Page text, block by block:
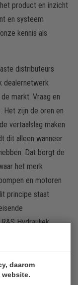
daarom
product en inzicht
en systeem
kennis als
distributeurs
dealernetwerk
markt. Vraag en
Het zijn de oren en
vertaalslag maken
dit alleen wanneer
Dat borgt de
het merk
en motoren
principe staat
Hydrauliek
criteria
van hydraulische